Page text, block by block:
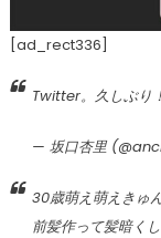
[ad_rect336]
Twitter。久しぶり
— 坂口杏里
30歳萌え萌えきゅ
前髪作って髪暗く